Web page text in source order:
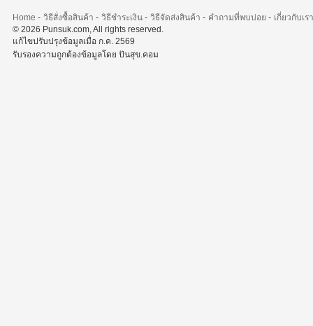
Home - วิธีสั่งซื้อสินค้า - วิธีชำระเงิน- วิธีจัดส่งสินค้า - คำถามที่พบบ่อย - เกี่ยวกับเรา
© 2026 Punsuk.com, All rights reserved.
แก้ไขปรับปรุงข้อมูลเมื่อ ก.ค. 2569
รับรองความถูกต้องข้อมูลโดย ปันสุข.คอม